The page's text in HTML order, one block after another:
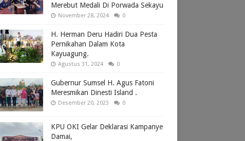
Merebut Medali Di Porwada Sekayu
November 28, 2024 0
H. Herman Deru Hadiri Dua Pesta
Pernikahan Dalam Kota
Kayuagung.
Agustus 31, 2024 0
Gubernur Sumsel H. Agus Fatoni
Meresmikan Dinesti Island .
Desember 20, 2023 0
KPU OKI Gelar Deklarasi Kampanye
Damai,